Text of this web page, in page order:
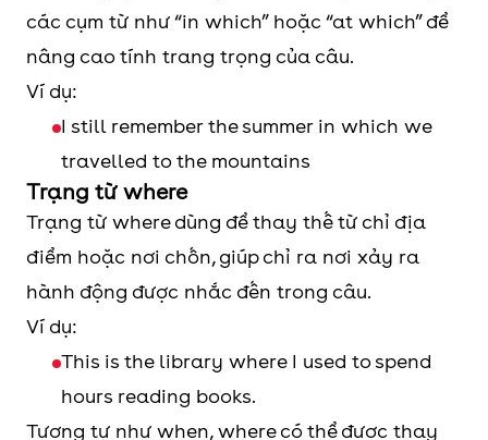
các cụm từ như “in which” hoặc “at which” để
nâng cao tính trang trọng của câu.
Ví dụ:
I still remember the summer in which we
travelled to the mountains
Trạng từ where
Trạng từ where dùng để thay thế từ chỉ địa
điểm hoặc nơi chốn, giúp chỉ ra nơi xảy ra
hành động được nhắc đến trong câu.
Ví dụ:
This is the library where I used to spend
hours reading books.
Tương tự như when, where có thể được thay